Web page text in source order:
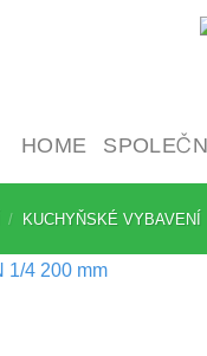
HOME
/ KUCHYŇSKÉ VYBAVENÍ